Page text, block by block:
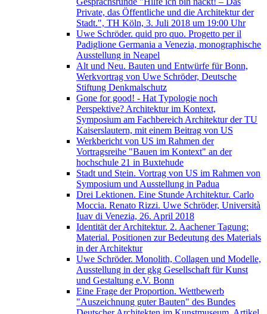
Private, das Öffentliche und die Architektur der
Stadt.", TH Köln, 3. Juli 2018 um 19:00 Uhr
Uwe Schröder. quid pro quo. Progetto per il
Padiglione Germania a Venezia, monographische
Ausstellung in Neapel
Alt und Neu. Bauten und Entwürfe für Bonn,
Werkvortrag von Uwe Schröder, Deutsche
Stiftung Denkmalschutz
Gone for good! - Hat Typologie noch
Perspektive? Architektur im Kontext,
Symposium am Fachbereich Architektur der TU
Kaiserslautern, mit einem Beitrag von US
Werkbericht von US im Rahmen der
Vortragsreihe "Bauen im Kontext" an der
hochschule 21 in Buxtehude
Stadt und Stein. Vortrag von US im Rahmen von
Symposium und Ausstellung in Padua
Drei Lektionen. Eine Stunde Architektur. Carlo
Moccia. Renato Rizzi. Uwe Schröder, Università
Iuav di Venezia, 26. April 2018
Identität der Architektur. 2. Aachener Tagung:
Material. Positionen zur Bedeutung des Materials
in der Architektur
Uwe Schröder. Monolith, Collagen und Modelle,
Ausstellung in der gkg Gesellschaft für Kunst
und Gestaltung e.V. Bonn
Eine Frage der Proportion. Wettbewerb
"Auszeichnung guter Bauten" des Bundes